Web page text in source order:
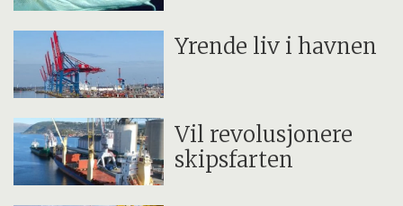
Yrende liv i havnen
Vil revolusjonere
skipsfarten